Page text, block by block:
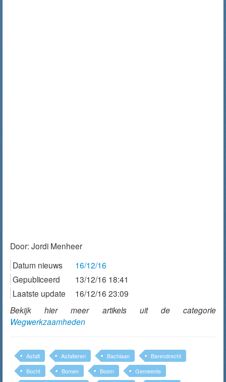
Door: Jordi Menheer
Datum nieuws
16/12/16
Gepubliceerd
13/12/16 18:41
Laatste update
16/12/16 23:09
Bekijk hier meer artikels uit de categorie
Wegwerkzaamheden
Asfalt Asfalteren Bachlaan
Barendrecht
Bocht
Bomen Boom Gemeente